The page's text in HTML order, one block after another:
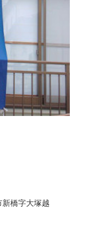
橋字大塚越